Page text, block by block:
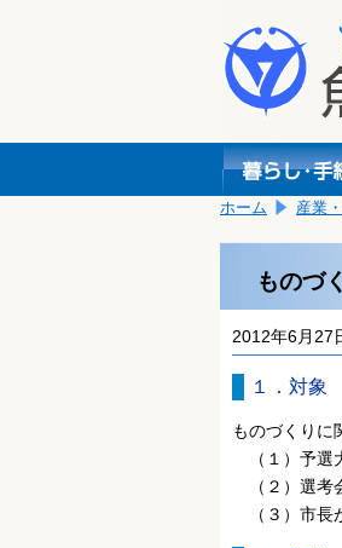
し
ホーム 産業
ものづ
2012年6月27
１．対象
ものづくりに
（１）予選
（２）選考
（３）市長